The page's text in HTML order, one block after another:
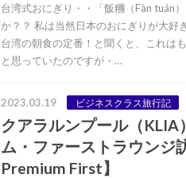
台湾式おにぎり・・「飯糰（Fàn tuán
か？？ 私は当然日本のおにぎりが大好
台湾の朝食の定番！と聞くと、これは
と思っていたのですが・…
2023.03.19 ビジネスクラス旅行記
クアラルンプール（KLIA
ム・ファーストラウンジ
Premium First】